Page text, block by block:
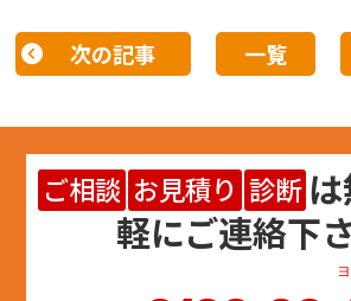
次の記事 一覧
ご相談 お見積り 診断 は
軽にご連絡下
ヨイ